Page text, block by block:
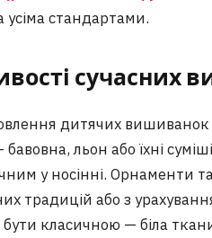
усіма стандартами.
сучасних
дитячих
льон або їхні
у носінні. Орнаменти
традицій або з
класичною — біла